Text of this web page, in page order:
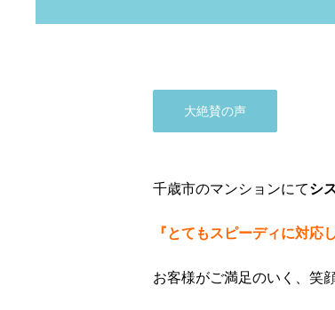
大絶賛の声
千歳市のマンションにてシ
『とてもスピーディに対応
お客様がご満足のいく、笑